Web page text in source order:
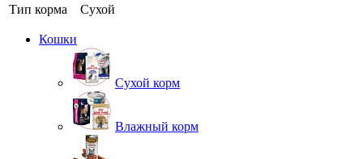
Тип корма
Сухой
Кошки
Сухой корм
Влажный корм